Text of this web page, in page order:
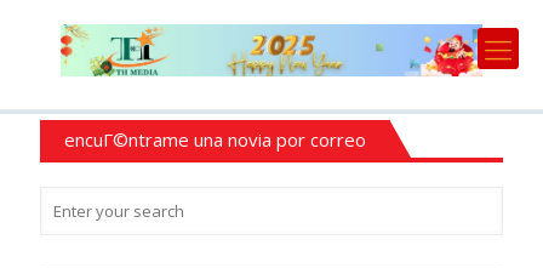
encuГ©ntrame una novia por correo